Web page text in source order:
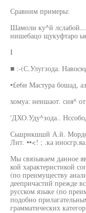
Сравним примеры:
Шамоли ку^й
нишебацо щукуфтаро
I
■ :-(С.Улугзода.
•£е6и Мастура бошад,
хомуа: неншаот. сия^ от
'ДХО.Уду^зода..
Сьшрнкшшй А.й.
Лит. ••<! ; .ка
Мы связываем данное
кой характеристикой
(по преимуществу
деепричастий прежде
русском языке (по
подобно
грамматических